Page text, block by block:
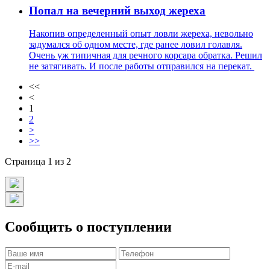
Попал на вечерний выход жереха
Накопив определенный опыт ловли жереха, невольно
задумался об одном месте, где ранее ловил голавля.
Очень уж типичная для речного корсара обратка. Решил
не затягивать. И после работы отправился на перекат.
<<
<
1
2
>
>>
Страница 1 из 2
Сообщить о поступлении